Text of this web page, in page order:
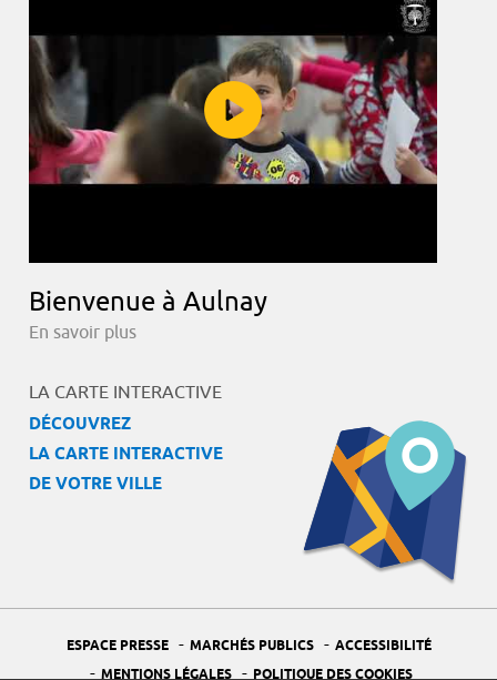
Bienvenue à Aulnay
En savoir plus
LA CARTE INTERACTIVE
DÉCOUVREZ
LA CARTE INTERACTIVE
DE VOTRE VILLE
ESPACE PRESSE - MARCHÉS PUBLICS - ACCESSIBILITÉ
- MENTIONS LÉGALES - POLITIQUE DES COOKIES